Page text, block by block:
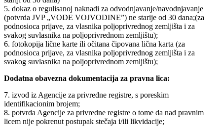
5. dokaz o regulisanoj naknadi za odvodnjavanje/navodnjavanje
(potvrda JVP „VODE VOJVODINE”) ne starije od 30 dana;(za
podnosioca prijave, za vlasnika poljoprivrednog zemljišta i za
svakog suvlasnika na poljoprivrednom zemljištu);
6. fotokopija lične karte ili očitana čipovana lična karta (za
podnosioca prijave, za vlasnika poljoprivrednog zemljišta i za
svakog suvlasnika na poljoprivrednom zemljištu);
Dodatna obavezna dokumentacija za pravna lica:
7. izvod iz Agencije za privredne registre, s poreskim
identifikacionim brojem;
8. potvrda Agencije za privredne registre o tome da nad pravnim
licem nije pokrenut postupak stečaja i/ili likvidacije;